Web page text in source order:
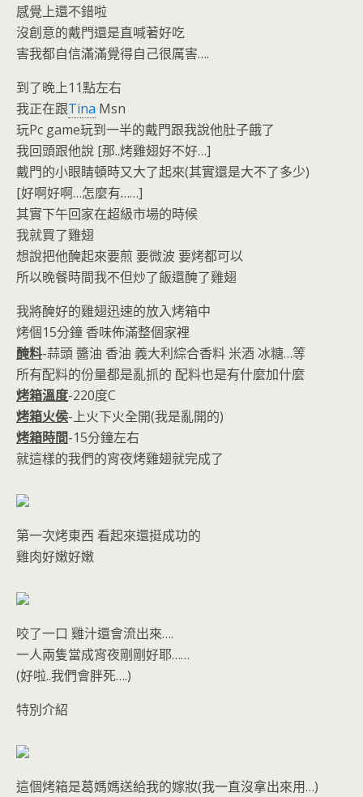
感覺上還不錯啦
沒創意的戴門還是直喊著好吃
害我都自信滿滿覺得自己很厲害….
到了晚上11點左右
我正在跟Tina Msn
玩Pc game玩到一半的戴門跟我說他肚子餓了
我回頭跟他說 [那..烤雞翅好不好…]
戴門的小眼睛頓時又大了起來(其實還是大不了多少)
[好啊好啊…怎麼有……]
其實下午回家在超級市場的時候
我就買了雞翅
想說把他醃起來要煎 要微波 要烤都可以
所以晚餐時間我不但炒了飯還醃了雞翅
我將醃好的雞翅迅速的放入烤箱中
烤個15分鐘 香味佈滿整個家裡
醃料-蒜頭 醬油 香油 義大利綜合香料 米酒 冰糖…等
所有配料的份量都是亂抓的 配料也是有什麼加什麼
烤箱溫度-220度C
烤箱火侯-上火下火全開(我是亂開的)
烤箱時間-15分鐘左右
就這樣的我們的宵夜烤雞翅就完成了
第一次烤東西 看起來還挺成功的
雞肉好嫩好嫩
咬了一口 雞汁還會流出來….
一人兩隻當成宵夜剛剛好耶……
(好啦..我們會胖死….)
特別介紹
這個烤箱是葛媽媽送給我的嫁妝(我一直沒拿出來用…)